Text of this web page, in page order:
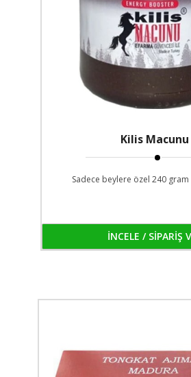
Kilis Macunu
Sadece beylere özel 240 gram
İNCELE / SİPARİŞ